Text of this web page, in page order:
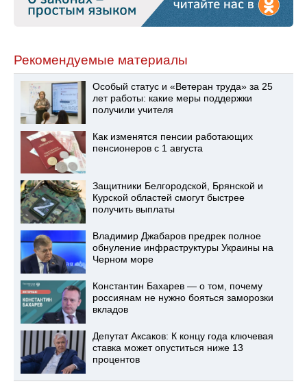
Рекомендуемые материалы
Особый статус и «Ветеран труда» за 25
лет работы: какие меры поддержки
получили учителя
Как изменятся пенсии работающих
пенсионеров с 1 августа
Защитники Белгородской, Брянской и
Курской областей смогут быстрее
получить выплаты
Владимир Джабаров предрек полное
обнуление инфраструктуры Украины на
Черном море
Константин Бахарев — о том, почему
россиянам не нужно бояться заморозки
вкладов
Депутат Аксаков: К концу года ключевая
ставка может опуститься ниже 13
процентов